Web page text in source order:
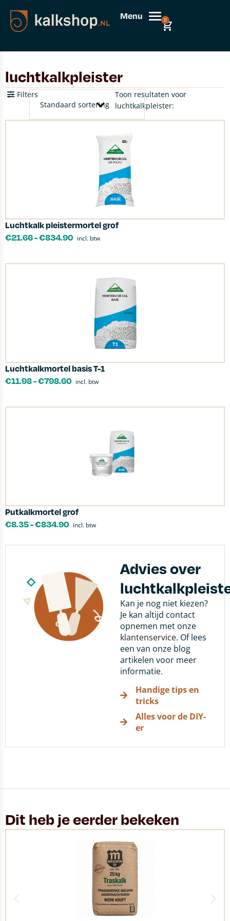
Menu 0
luchtkalkpleister
Toon resultaten voor
luchtkalkpleister:
Filters
Luchtkalk pleistermortel grof
€21.66-€834.90 incl. btw
Luchtkalkmortel basis T-1
€11.98-€798.60 incl. btw
Putkalkmortel grof
€8.35-€834.90 incl. btw
Advies over
Kan je nog niet kiezen?
Je kan altijd contact
opnemen met onze
klantenservice. Of lees
een van onze blog
artikelen voor meer
informatie.
Handige tips en
tricks
Alles voor de DIY-
er
Dit heb je eerder bekeken